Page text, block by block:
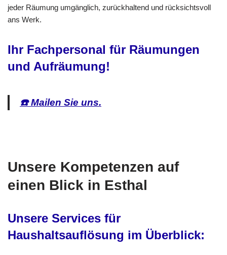
jeder Räumung umgänglich, zurückhaltend und rücksichtsvoll
ans Werk.
Ihr Fachpersonal für Räumungen
und Aufräumung!
☎️ Mailen Sie uns.
Unsere Kompetenzen auf
einen Blick in Esthal
Unsere Services für
Haushaltsauflösung im Überblick: